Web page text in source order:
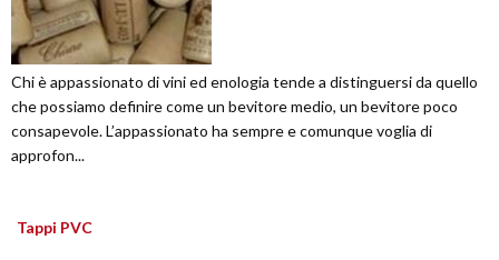
Chi è appassionato di vini ed enologia tende a distinguersi da quello
che possiamo definire come un bevitore medio, un bevitore poco
consapevole. L’appassionato ha sempre e comunque voglia di
approfon...
Tappi PVC